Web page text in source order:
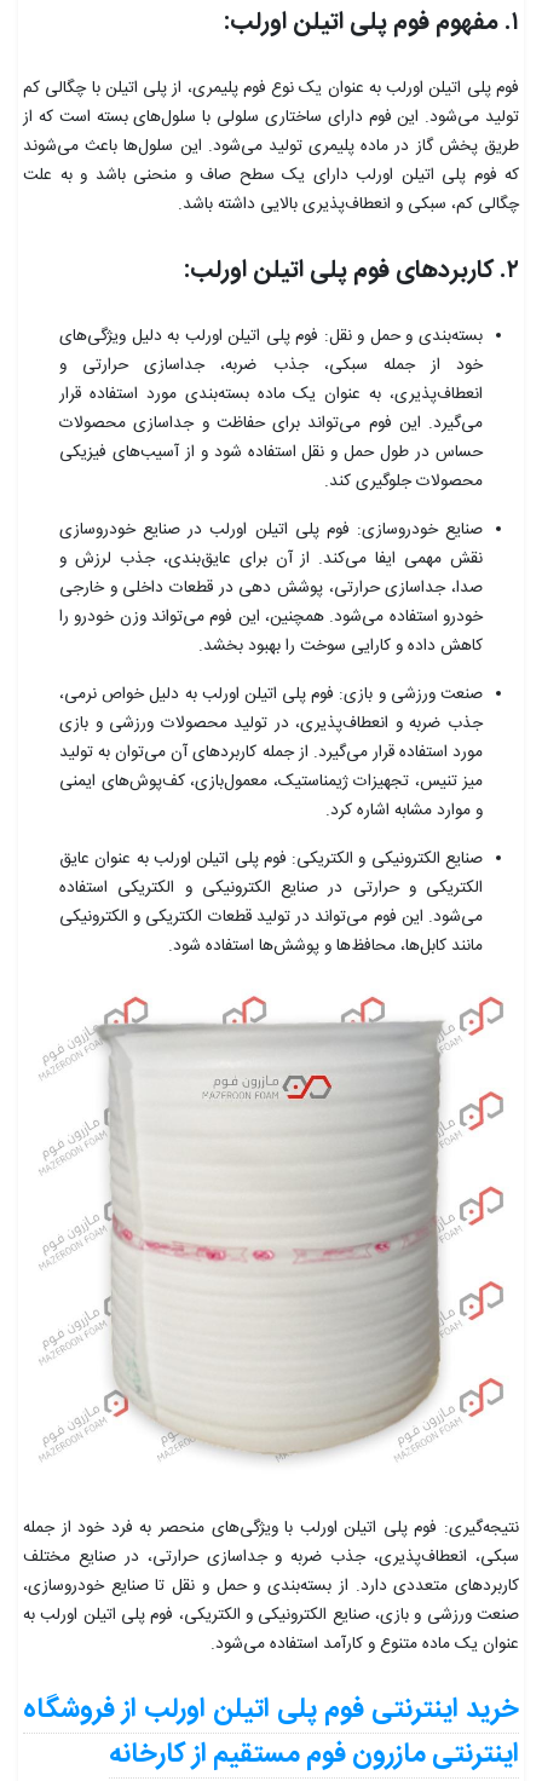
۱. مفهوم فوم پلی اتیلن اورلب:
فوم پلی اتیلن اورلب به عنوان یک نوع فوم پلیمری، از پلی اتیلن با چگالی کم
تولید می‌شود. این فوم دارای ساختاری سلولی با سلول‌های بسته است که از
طریق پخش گاز در ماده پلیمری تولید می‌شود. این سلول‌ها باعث می‌شوند
که فوم پلی اتیلن اورلب دارای یک سطح صاف و منحنی باشد و به علت
چگالی کم، سبکی و انعطاف‌پذیری بالایی داشته باشد.
۲. کاربردهای فوم پلی اتیلن اورلب:
بسته‌بندی و حمل و نقل: فوم پلی اتیلن اورلب به دلیل ویژگی‌های
خود از جمله سبکی، جذب ضربه، جداسازی حرارتی و
انعطاف‌پذیری، به عنوان یک ماده بسته‌بندی مورد استفاده قرار
می‌گیرد. این فوم می‌تواند برای حفاظت و جداسازی محصولات
حساس در طول حمل و نقل استفاده شود و از آسیب‌های فیزیکی
محصولات جلوگیری کند.
صنایع خودروسازی: فوم پلی اتیلن اورلب در صنایع خودروسازی
نقش مهمی ایفا می‌کند. از آن برای عایق‌بندی، جذب لرزش و
صدا، جداسازی حرارتی، پوشش دهی در قطعات داخلی و خارجی
خودرو استفاده می‌شود. همچنین، این فوم می‌تواند وزن خودرو را
کاهش داده و کارایی سوخت را بهبود بخشد.
صنعت ورزشی و بازی: فوم پلی اتیلن اورلب به دلیل خواص نرمی،
جذب ضربه و انعطاف‌پذیری، در تولید محصولات ورزشی و بازی
مورد استفاده قرار می‌گیرد. از جمله کاربردهای آن می‌توان به تولید
میز تنیس، تجهیزات ژیمناستیک، معمول‌بازی، کف‌پوش‌های ایمنی
و موارد مشابه اشاره کرد.
صنایع الکترونیکی و الکتریکی: فوم پلی اتیلن اورلب به عنوان عایق
الکتریکی و حرارتی در صنایع الکترونیکی و الکتریکی استفاده
می‌شود. این فوم می‌تواند در تولید قطعات الکتریکی و الکترونیکی
مانند کابل‌ها، محافظ‌ها و پوشش‌ها استفاده شود.
نتیجه‌گیری: فوم پلی اتیلن اورلب با ویژگی‌های منحصر به فرد خود از جمله
سبکی، انعطاف‌پذیری، جذب ضربه و جداسازی حرارتی، در صنایع مختلف
کاربردهای متعددی دارد. از بسته‌بندی و حمل و نقل تا صنایع خودروسازی،
صنعت ورزشی و بازی، صنایع الکترونیکی و الکتریکی، فوم پلی اتیلن اورلب به
عنوان یک ماده متنوع و کارآمد استفاده می‌شود.
خرید اینترنتی فوم پلی اتیلن اورلب از فروشگاه
اینترنتی مازرون فوم مستقیم از کارخانه